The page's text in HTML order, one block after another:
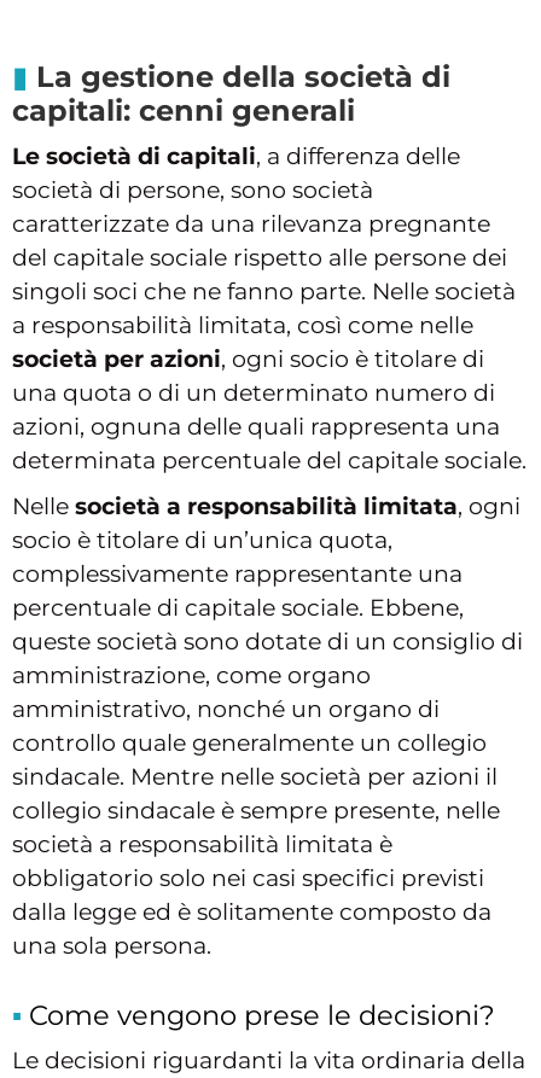
La gestione della società di
capitali: cenni generali
Le società di capitali, a differenza delle
società di persone, sono società
caratterizzate da una rilevanza pregnante
del capitale sociale rispetto alle persone dei
singoli soci che ne fanno parte. Nelle società
a responsabilità limitata, così come nelle
società per azioni, ogni socio è titolare di
una quota o di un determinato numero di
azioni, ognuna delle quali rappresenta una
determinata percentuale del capitale sociale.
Nelle società a responsabilità limitata, ogni
socio è titolare di un’unica quota,
complessivamente rappresentante una
percentuale di capitale sociale. Ebbene,
queste società sono dotate di un consiglio di
amministrazione, come organo
amministrativo, nonché un organo di
controllo quale generalmente un collegio
sindacale. Mentre nelle società per azioni il
collegio sindacale è sempre presente, nelle
società a responsabilità limitata è
obbligatorio solo nei casi specifici previsti
dalla legge ed è solitamente composto da
una sola persona.
Come vengono prese le decisioni?
Le decisioni riguardanti la vita ordinaria della